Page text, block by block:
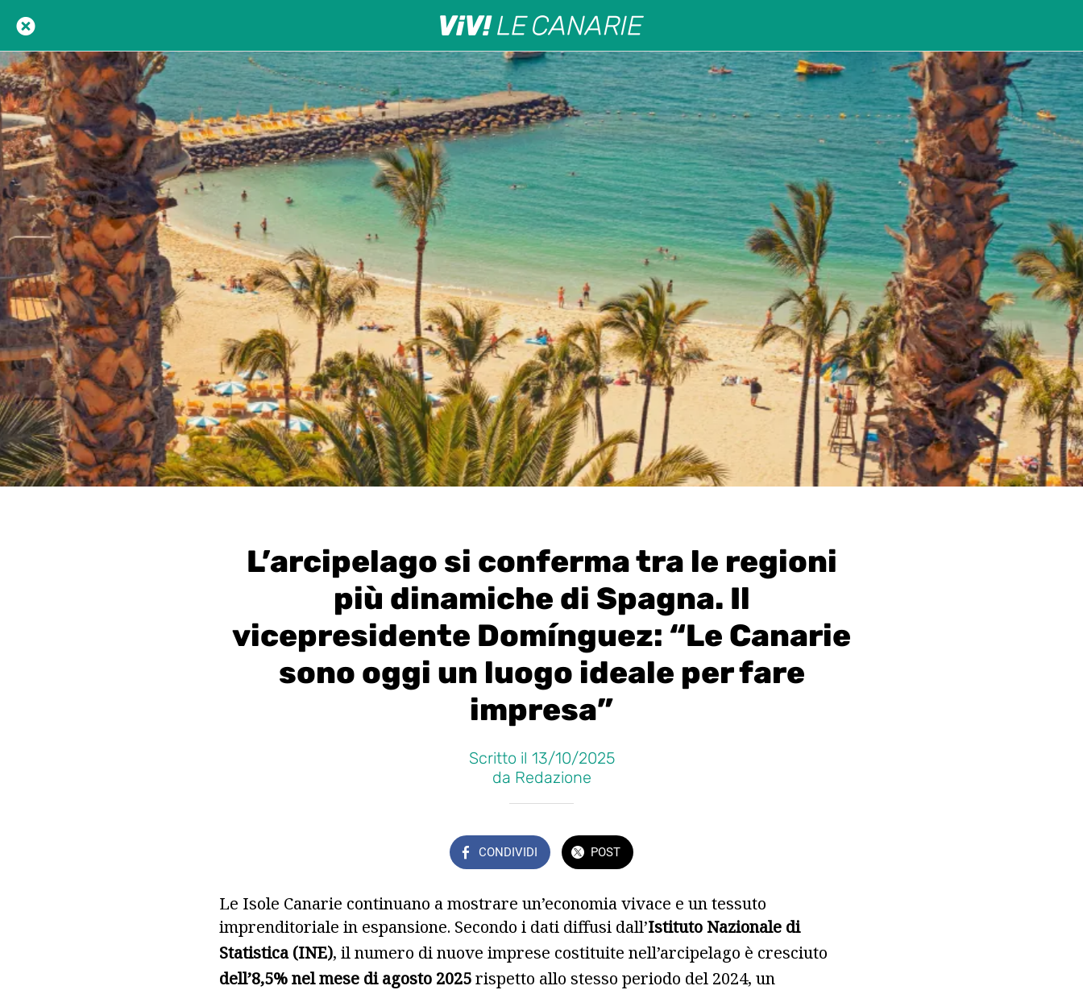
L’arcipelago si conferma tra le regioni
più dinamiche di Spagna. Il
vicepresidente Domínguez: “Le Canarie
sono oggi un luogo ideale per fare
impresa”
Scritto il 13/10/2025
da Redazione
CONDIVIDI POST
Le Isole Canarie continuano a mostrare un’economia vivace e un tessuto
imprenditoriale in espansione. Secondo i dati diffusi dall’Istituto Nazionale di
Statistica (INE), il numero di nuove imprese costituite nell’arcipelago è cresciuto
dell’8,5% nel mese di agosto 2025rispetto allo stesso periodo del 2024, un